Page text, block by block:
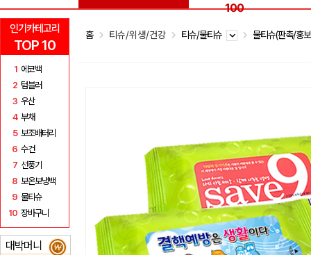
인기카테고리
TOP 10
1 에코백
2 텀블러
3 우산
4 부채
5 보조배터리
6 수건
7 선풍기
8 보온보냉백
9 물티슈
10 장바구니
대박머니 ₩
100
홈 티슈/위생/건강 티슈/물티슈 물티슈(판촉/홍